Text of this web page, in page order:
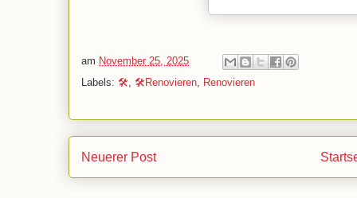
am November 25, 2025
Labels: 🛠️ 🛠️Renovieren Renovieren
Neuerer Post